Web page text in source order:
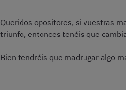
Queridos opositores, si vuestras
triunfo, entonces tenéis que
Bien tendréis que madrugar algo